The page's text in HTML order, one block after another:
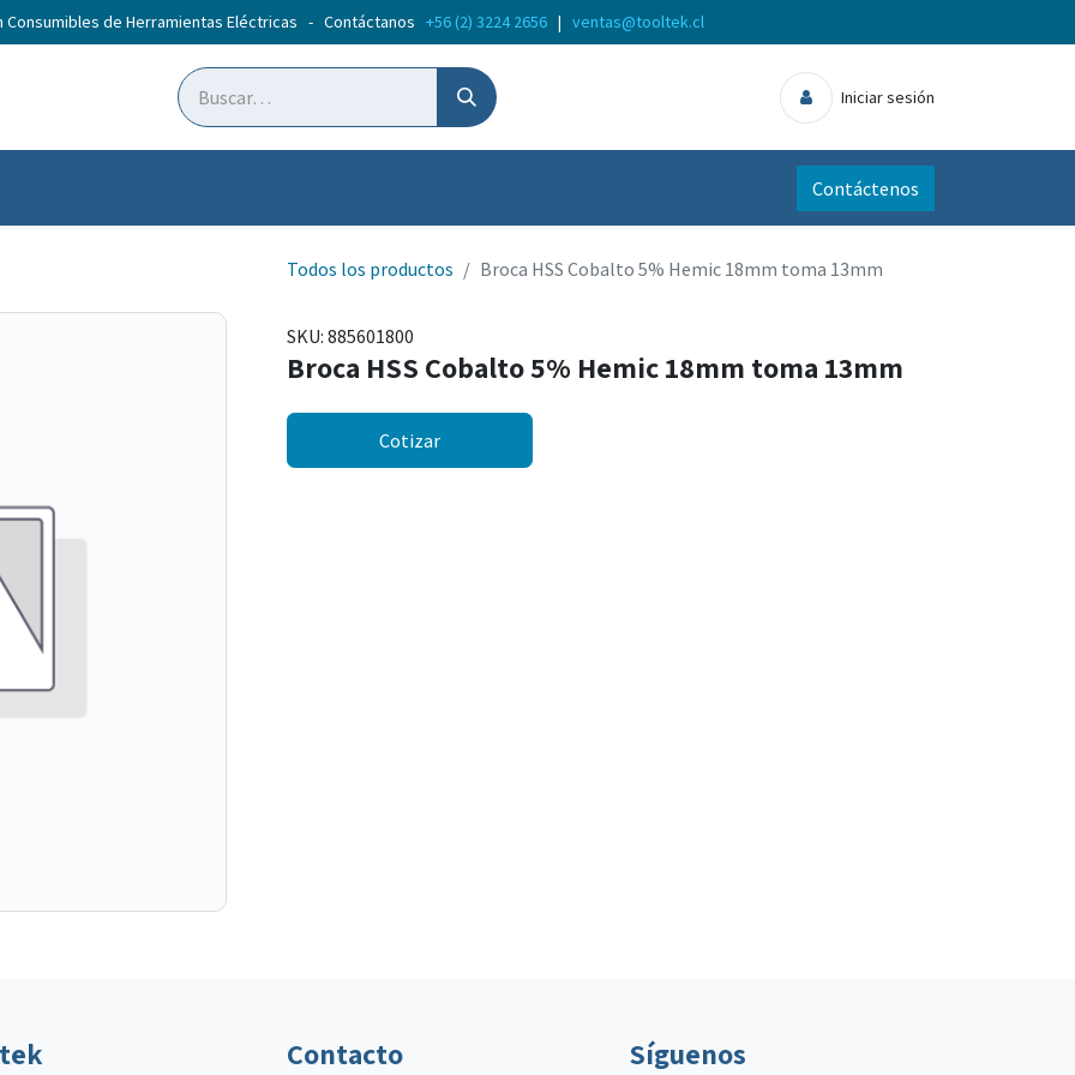
Consumibles de Herramientas Eléctricas - Contáctanos +56 (2) 3224 2656 | ventas@tooltek.cl
Iniciar sesión
Contáctenos
Todos los productos Broca HSS Cobalto 5% Hemic 18mm toma 13mm
SKU: 885601800
Broca HSS Cobalto 5% Hemic 18mm toma 13mm
Cotizar
Contacto Síguenos